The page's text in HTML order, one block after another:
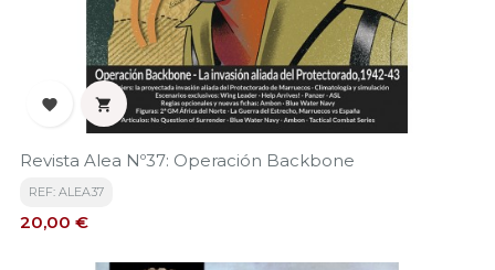
 
Revista Alea Nº37: Operación Backbone
REF: ALEA37
Precio
20,00 €